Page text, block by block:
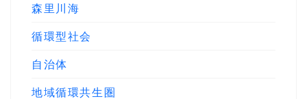
森里川海
循環型社会
自治体
地域循環共生圏